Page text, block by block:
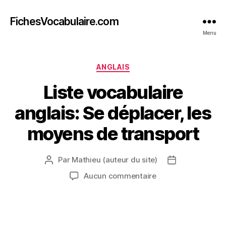
FichesVocabulaire.com
Menu
Catégories
ANGLAIS
Liste vocabulaire
anglais: Se déplacer, les
moyens de transport
Auteur
l’article
Par Mathieu (auteur du site)
Date
Aucun commentairesur